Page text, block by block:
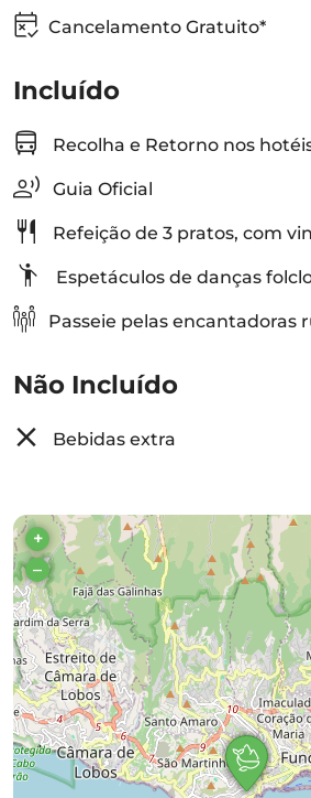
Cancelamento Gratuito*
Incluído
Recolha e Retorno nos
Guia Oficial
Refeição de 3 pratos, com
Espetáculos de danças
Passeie pelas encantadoras
Não Incluído
Bebidas extra
+
–